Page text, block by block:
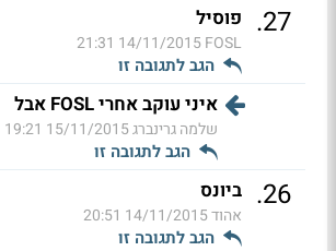
27
. פוסיל
FOSL
14/11/2015 21:31
הגב לתגובה זו
איני עוקב אחרי FOSL אבל
שלמה גרינברג15/11/2015 19:21
הגב לתגובה זו
26
. ביונס
אהוד14/11/2015 20:51
הגב לתגובה זו